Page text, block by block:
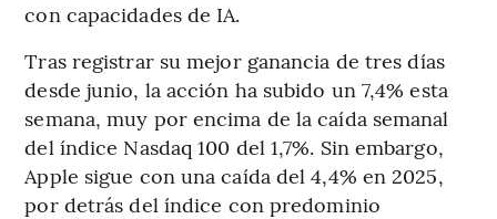
con capacidades de IA.
Tras registrar su mejor ganancia de tres días
desde junio, la acción ha subido un 7,4% esta
semana, muy por encima de la caída semanal
del índice Nasdaq 100 del 1,7%. Sin embargo,
Apple sigue con una caída del 4,4% en 2025,
por detrás del índice con predominio